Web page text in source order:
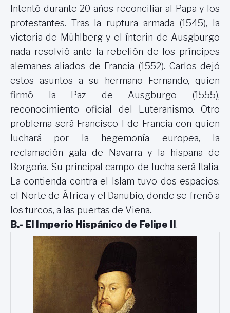
Intentó durante 20 años reconciliar al Papa y los
protestantes. Tras la ruptura armada (1545), la
victoria de Mühlberg y el ínterin de Ausgburgo
nada resolvió ante la rebelión de los príncipes
alemanes aliados de Francia (1552). Carlos dejó
estos asuntos a su hermano Fernando, quien
firmó
la Paz de Ausgburgo (1555),
reconocimiento oficial del Luteranismo. Otro
problema será Francisco I de Francia con quien
luchará por la hegemonía europea, la
reclamación gala de Navarra y la hispana de
Borgoña. Su principal campo de lucha será Italia.
La contienda contra el Islam tuvo dos espacios:
el Norte de África y el Danubio, donde se frenó a
los turcos, a las puertas de Viena.
B.- El Imperio Hispánico de Felipe II .